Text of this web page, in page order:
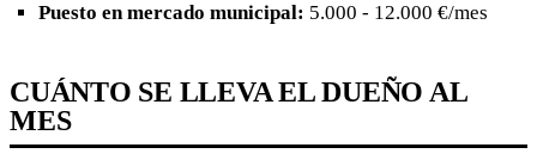
Puesto en mercado municipal: 5.000 - 12.000 €/mes
CUÁNTO SE LLEVA EL DUEÑO AL
MES